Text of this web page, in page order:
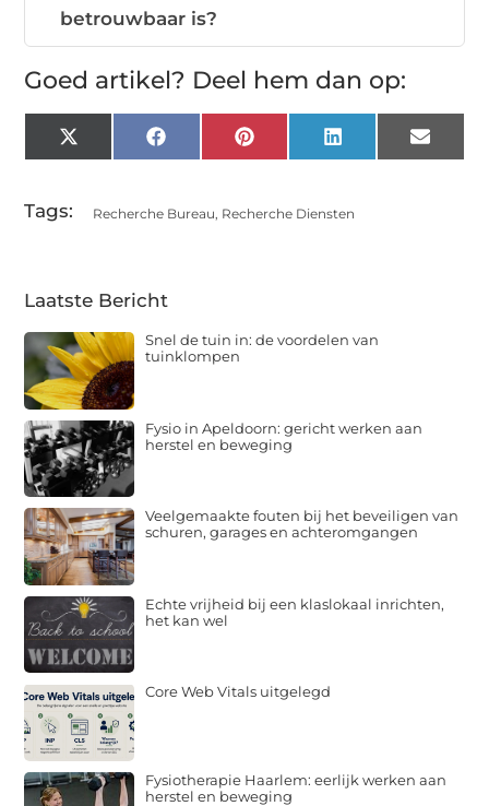
betrouwbaar is?
Goed artikel? Deel hem dan op:
X
(Twitter)
FacebookPinterestLinkedInEmail
Tags: Recherche Bureau, Recherche Diensten
Laatste Bericht
Snel de tuin in: de voordelen van
tuinklompen
Fysio in Apeldoorn: gericht werken aan
herstel en beweging
Veelgemaakte fouten bij het beveiligen van
schuren, garages en achteromgangen
Echte vrijheid bij een klaslokaal inrichten,
het kan wel
Core Web Vitals uitgelegd
Fysiotherapie Haarlem: eerlijk werken aan
herstel en beweging